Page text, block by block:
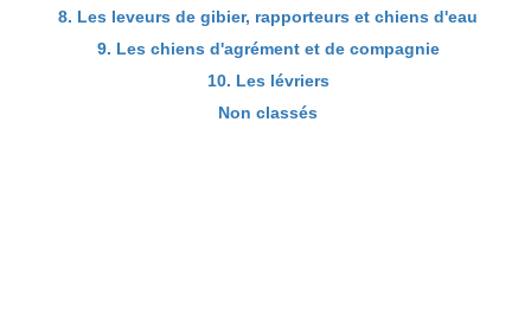
8. Les leveurs de gibier, rapporteurs et chiens d'eau
9. Les chiens d'agrément et de compagnie
10. Les lévriers
Non classés